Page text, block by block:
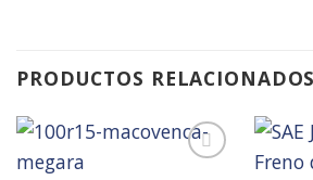
PRODUCTOS RELACIONADOS